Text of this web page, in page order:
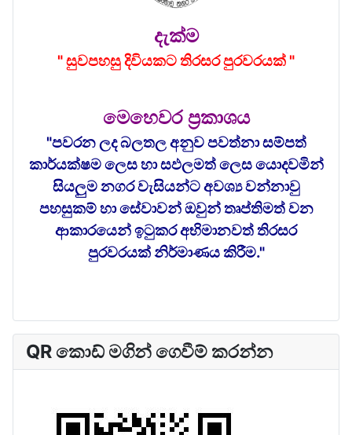
දැක්ම
" සුවපහසු දිවියකට තිරසර පුරවරයක් "
මෙහෙවර ප්‍රකාශය
"පවරන ලද බලතල අනුව පවත්නා සම්පත්
කාර්යක්ෂම ලෙස හා සඵලමත් ලෙස යොදවමින්
සියලුම නගර වැසියන්ට අවශ්‍ය වන්නාවු
පහසුකම් හා සේවාවන් ඔවුන් තෘප්තිමත් වන
ආකාරයෙන් ඉටුකර අභිමානවත් තිරසර
පුරවරයක් නිර්මාණය කිරීම."
QR කොඩ් මගින් ගෙවීම් කරන්න